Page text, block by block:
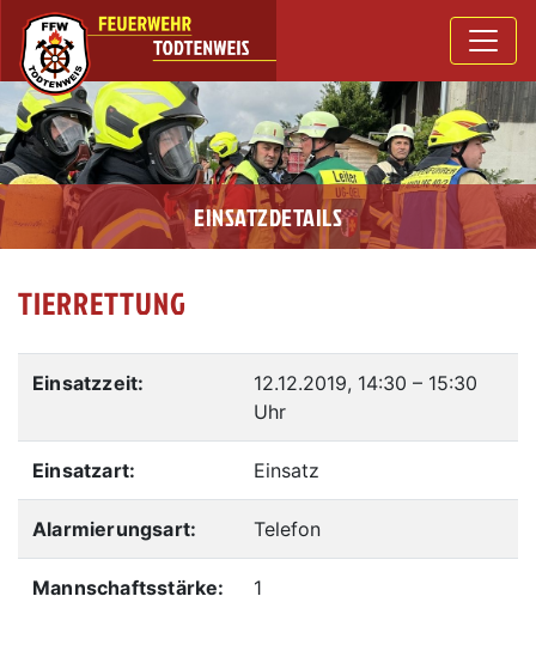
EINSATZDETAILS
TIERRETTUNG
Einsatzzeit: 12.12.2019, 14:30 – 15:30
Uhr
Einsatzart: Einsatz
Alarmierungsart: Telefon
Mannschaftsstärke: 1